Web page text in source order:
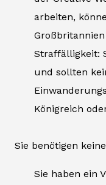
arbeiten,
Straffälligkeit:
und sollten
Königreich
Sie benötigen
Sie haben ein